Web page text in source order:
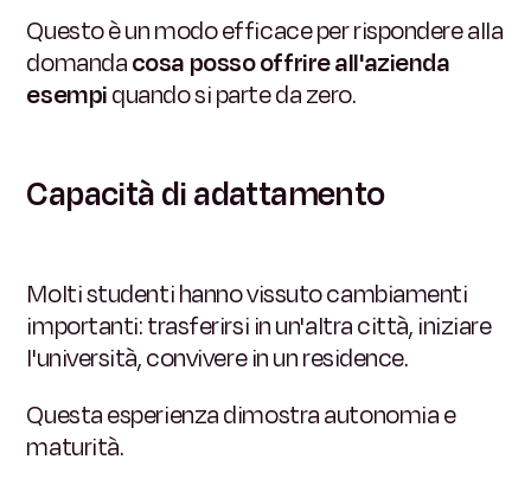
Questo è un modo efficace per rispondere alla
domandacosa posso offrire all'azienda
esempiquando si parte da zero.
Capacità di adattamento
Molti studenti hanno vissuto cambiamenti
importanti: trasferirsi in un'altra città, iniziare
l'università, convivere in un residence.
Questa esperienza dimostra autonomia e
maturità.